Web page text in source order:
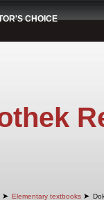
CHOICE
➤ Elementary textbooks ➤